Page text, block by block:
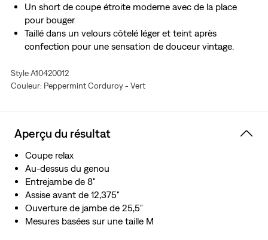
Un short de coupe étroite moderne avec de la place
pour bouger
Taillé dans un velours côtelé léger et teint après
confection pour une sensation de douceur vintage.
Style A10420012
Couleur: Peppermint Corduroy - Vert
Aperçu du résultat
Coupe relax
Au-dessus du genou
Entrejambe de 8"
Assise avant de 12,375"
Ouverture de jambe de 25,5"
Mesures basées sur une taille M